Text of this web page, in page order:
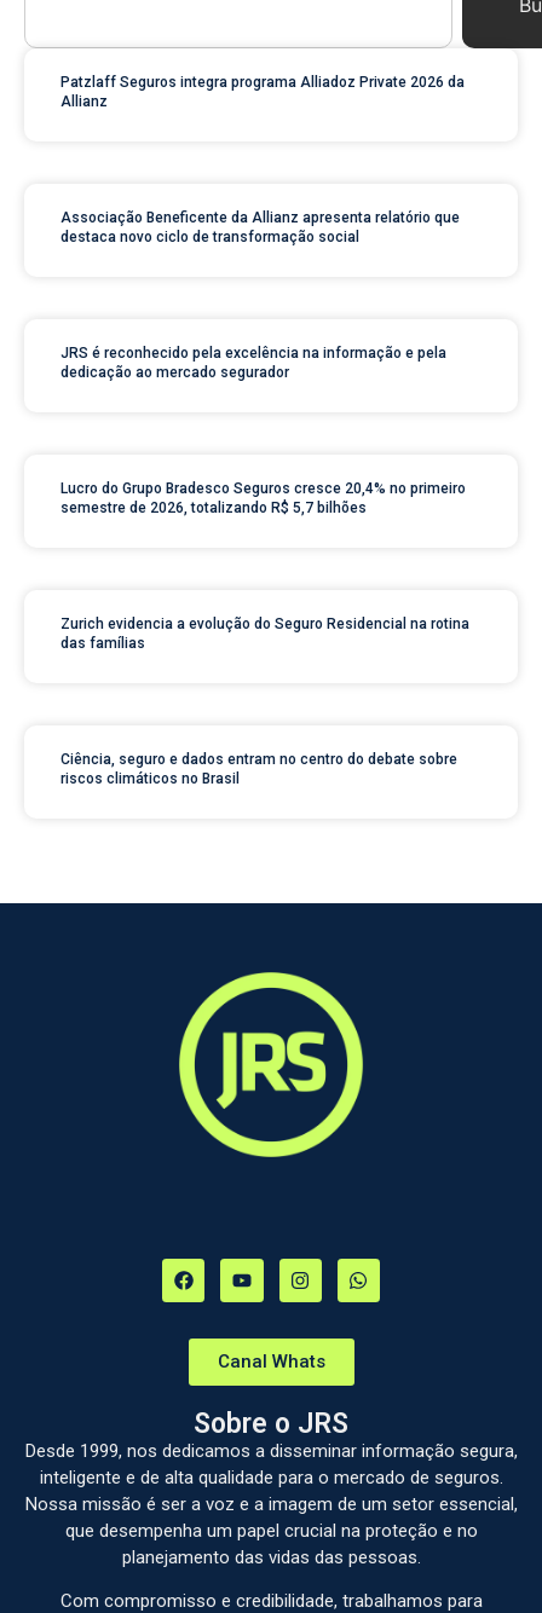
Patzlaff Seguros integra programa Alliadoz Private 2026 da
Allianz
Associação Beneficente da Allianz apresenta relatório que
destaca novo ciclo de transformação social
JRS é reconhecido pela excelência na informação e pela
dedicação ao mercado segurador
Lucro do Grupo Bradesco Seguros cresce 20,4% no primeiro
semestre de 2026, totalizando R$ 5,7 bilhões
Zurich evidencia a evolução do Seguro Residencial na rotina
das famílias
Ciência, seguro e dados entram no centro do debate sobre
riscos climáticos no Brasil
Canal Whats
Sobre o JRS
Desde 1999, nos dedicamos a disseminar informação segura,
inteligente e de alta qualidade para o mercado de seguros.
Nossa missão é ser a voz e a imagem de um setor essencial,
que desempenha um papel crucial na proteção e no
planejamento das vidas das pessoas.
Com compromisso e credibilidade, trabalhamos para